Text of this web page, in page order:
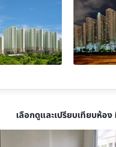
เลือกดูและเปรียบเทียบห้อ